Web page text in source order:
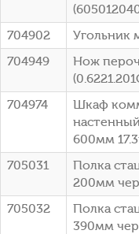
704902
Угольник
704949
Нож
704974
Шкаф
600мм
705031
Полка
200мм
705032
Полка
390мм